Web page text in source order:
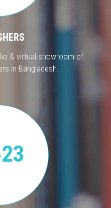
& virtual showroom of
in Bangladesh.